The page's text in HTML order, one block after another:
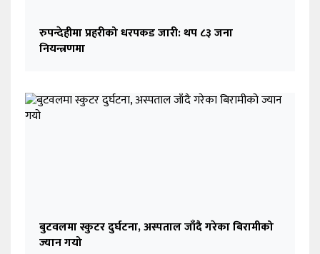
रुपन्देहीमा प्रहरीको धरपकड जारी: थप ८३ जना
नियन्त्रणमा
बुटवलमा स्कुटर दुर्घटना, अस्पताल जाँदै गरेका बिरामीको
ज्यान गयो